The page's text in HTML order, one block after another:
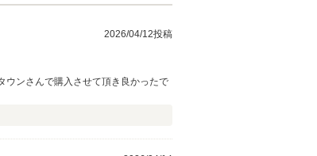
2026/04/12投稿
ウンさんで購入させて頂き良かったで